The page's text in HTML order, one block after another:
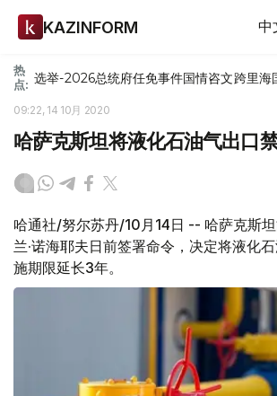
KAZINFORM 中
热
点: 选举-2026总统府任免事件国情咨文跨里海
09:22, 14 10月 2020
哈萨克斯坦将液化石油气出口
哈通社/努尔苏丹/10月14日 -- 哈萨克斯
兰·诺海耶夫日前签署命令，决定将液化
施期限延长3年。